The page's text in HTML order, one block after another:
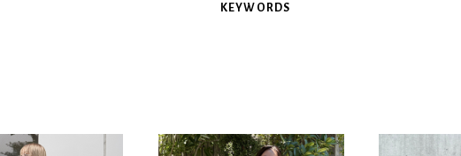
KEYWORDS